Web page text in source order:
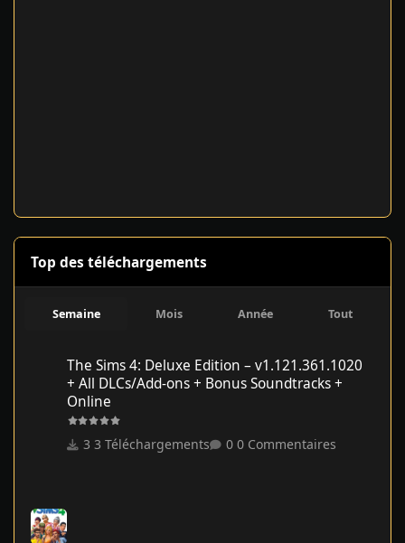
Top des téléchargements
Semaine Mois Année Tout
The Sims 4: Deluxe Edition – v1.121.361.1020
+ All DLCs/Add-ons + Bonus Soundtracks +
Online
3 Téléchargements 0 Commentaires